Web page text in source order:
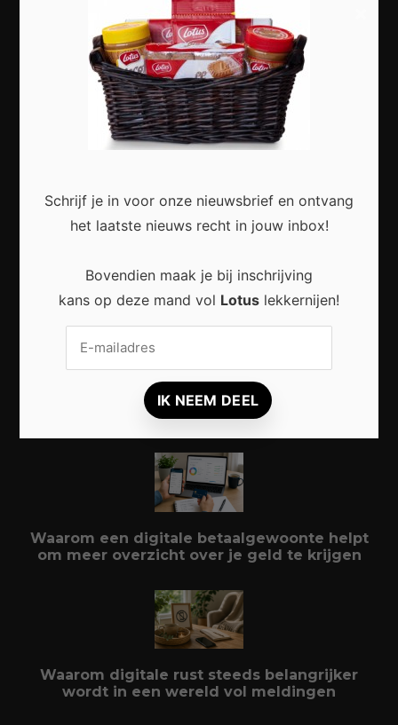
Slimme Digitalisering voor Kleine Bedrijven:
Meer Efficiëntie en Groei met Moderne
Technologie
Kleine stappen met een groot effect
Duurzaam reizen: zo beleef je meer met
minder impact
Waarom een digitale betaalgewoonte helpt
om meer overzicht over je geld te krijgen
Waarom digitale rust steeds belangrijker
wordt in een wereld vol meldingen
Schrijf je in voor onze nieuwsbrief en ontvang
het laatste nieuws recht in jouw inbox!
Bovendien maak je bij inschrijving
kans op deze mand vol Lotus lekkernijen!